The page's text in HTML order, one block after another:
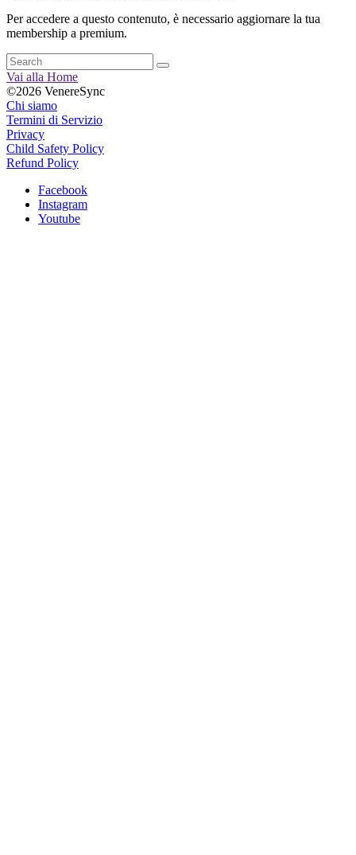
Per accedere a questo contenuto, è necessario aggiornare la tua
membership a premium.
Vai alla Home
©2026 VenereSync
Chi siamo
Termini di Servizio
Privacy
Child Safety Policy
Refund Policy
Facebook
Instagram
Youtube